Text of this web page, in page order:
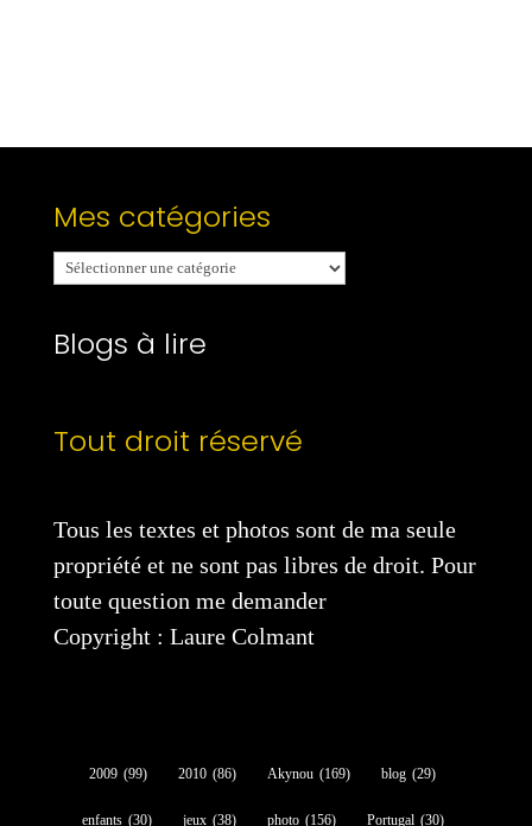
Mes catégories
Mes
catégories
Blogs à lire
Tout droit réservé
Tous les textes et photos sont de ma seule
propriété et ne sont pas libres de droit. Pour
toute question me demander
Copyright : Laure Colmant
2009 (99) 2010 (86) Akynou (169) blog (29)
enfants (30) jeux (38) photo (156) Portugal (30)